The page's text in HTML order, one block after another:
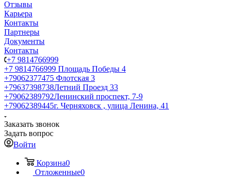
Отзывы
Карьера
Контакты
Партнеры
Документы
Контакты
+7 9814766999
+7 9814766999 Площадь Победы 4
+79062377475 Флотская 3
+79637398738Летний Проезд 33
+79062389792Ленинский проспект, 7-9
+79062389445г. Черняховск , улица Ленина, 41
Заказать звонок
Задать вопрос
Войти
Корзина0
Отложенные0